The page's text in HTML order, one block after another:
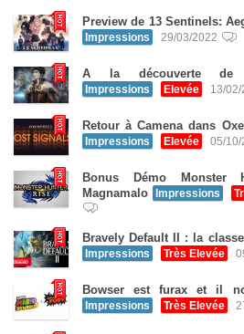
Preview de 13 Sentinels:
Impressions 29/03/2022
A la découverte de
Impressions Elevée 13/02/
Retour à Camena dans
Impressions Elevée 05/10/
Bonus Démo
Magnamalo
Impressions
Bravely Default II : la
Impressions Très Elevée
Bowser est furax et il
Impressions Très Elevée